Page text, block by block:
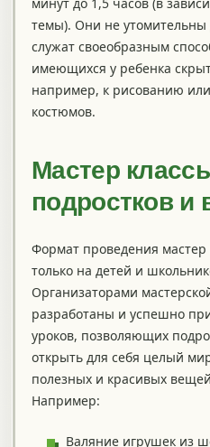
темы). Они не
служат своеобразным
имеющихся у ребенка
например, к рисованию
костюмов.
Мастер
подростков и
Формат проведения мастер
только на детей и
Организаторами
разработаны и успешно
уроков, позволяющих
открыть для себя целый
полезных и красивых
Например:
Валяние игрушек из